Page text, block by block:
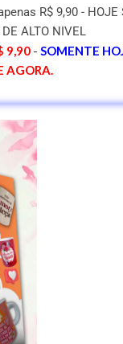
R$ 9,90 - HOJE
ALTO NIVEL
9,90 - SOMENTE
AGORA.